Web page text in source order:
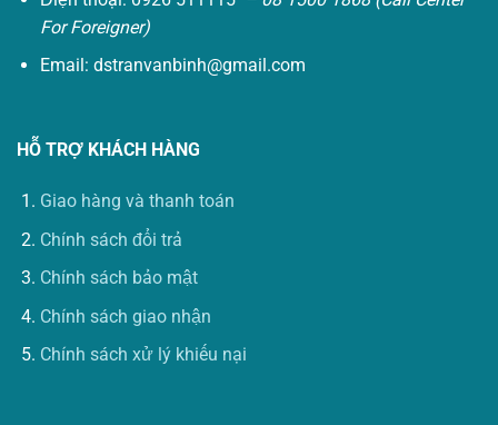
For Foreigner)
Email: dstranvanbinh@gmail.com
HỖ TRỢ KHÁCH HÀNG
Giao hàng và thanh toán
Chính sách đổi trả
Chính sách bảo mật
Chính sách giao nhận
Chính sách xử lý khiếu nại